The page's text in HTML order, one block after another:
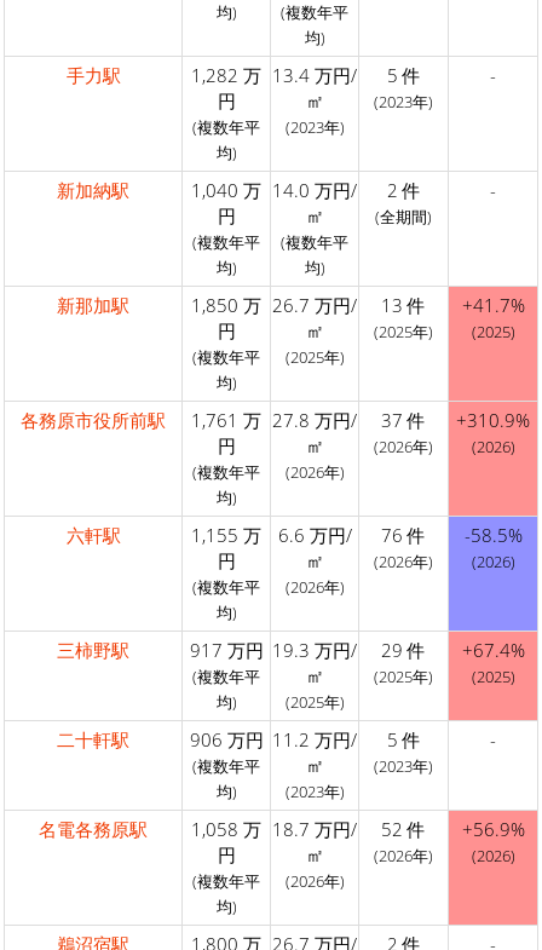
均)
(複数年平
均)
手力駅
1,282 万
円
(複数年平
均)
13.4 万円/
㎡
(2023年)
5 件
(2023年)
-
新加納駅
1,040 万
円
(複数年平
均)
14.0 万円/
㎡
(複数年平
均)
2 件
(全期間)
-
新那加駅
1,850 万
円
(複数年平
均)
26.7 万円/
㎡
(2025年)
13 件
(2025年)
+41.7%
(2025)
各務原市役所前駅
1,761 万
円
(複数年平
均)
27.8 万円/
㎡
(2026年)
37 件
(2026年)
+310.9%
(2026)
六軒駅
1,155 万
円
(複数年平
均)
6.6 万円/
㎡
(2026年)
76 件
(2026年)
-58.5%
(2026)
三柿野駅 917 万円
(複数年平
均)
19.3 万円/
㎡
(2025年)
29 件
(2025年)
+67.4%
(2025)
二十軒駅 906 万円
(複数年平
均)
11.2 万円/
㎡
(2023年)
5 件
(2023年)
-
名電各務原駅
1,058 万
円
(複数年平
均)
18.7 万円/
㎡
(2026年)
52 件
(2026年)
+56.9%
(2026)
鵜沼宿駅
1,800 万 26.7 万円/
2 件 -